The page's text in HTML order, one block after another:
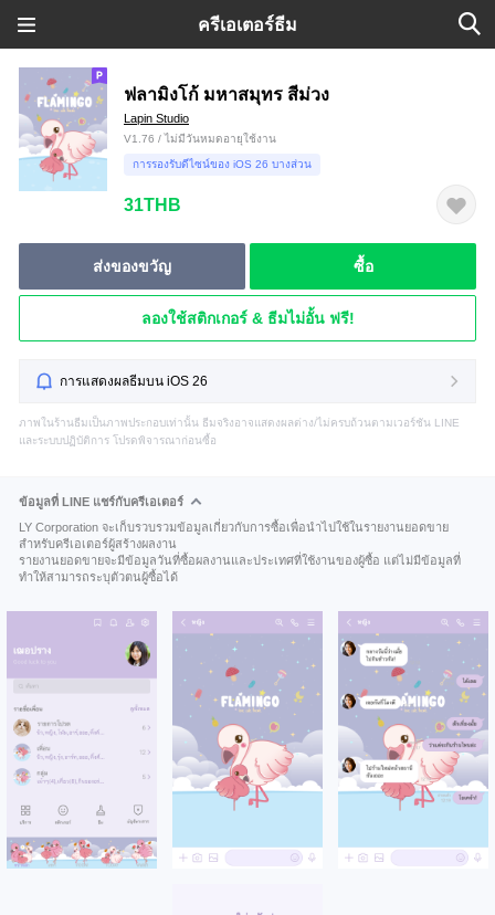
ครีเอเตอร์ธีม
ฟลามิงโก้ มหาสมุทร สีม่วง
Lapin Studio
V1.76 / ไม่มีวันหมดอายุใช้งาน
การรองรับดีไซน์ของ iOS 26 บางส่วน
31THB
ส่งของขวัญ ซื้อ
ลองใช้สติกเกอร์ & ธีมไม่อั้น ฟรี!
การแสดงผลธีมบน iOS 26
ภาพในร้านธีมเป็นภาพประกอบเท่านั้น ธีมจริงอาจแสดงผลต่าง/ไม่ครบถ้วนตามเวอร์ชัน LINE
และระบบปฏิบัติการ โปรดพิจารณาก่อนซื้อ
ข้อมูลที่ LINE แชร์กับครีเอเตอร์
LY Corporation จะเก็บรวบรวมข้อมูลเกี่ยวกับการซื้อเพื่อนำไปใช้ในรายงานยอดขาย
สำหรับครีเอเตอร์ผู้สร้างผลงาน
รายงานยอดขายจะมีข้อมูลวันที่ซื้อผลงานและประเทศที่ใช้งานของผู้ซื้อ แต่ไม่มีข้อมูลที่
ทำให้สามารถระบุตัวตนผู้ซื้อได้